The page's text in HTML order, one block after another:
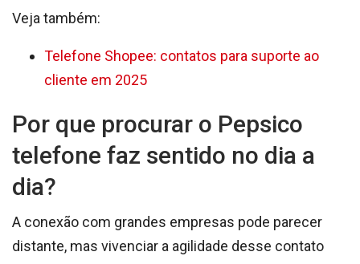
Veja também:
Telefone Shopee: contatos para suporte ao
cliente em 2025
Por que procurar o Pepsico
telefone faz sentido no dia a
dia?
A conexão com grandes empresas pode parecer
distante, mas vivenciar a agilidade desse contato